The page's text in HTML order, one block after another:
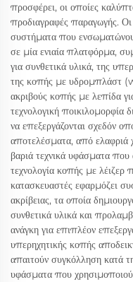
προσφέρει, οι οποίες
προδιαγραφές παραγωγής.
συστήματα που
σε μία ενιαία πλατφόρμα,
για συνθετικά υλικά, της
της κοπής με υδρομπλάστ
ακριβούς κοπής με λεπίδα
τεχνολογική ποικιλομορφία
να επεξεργάζονται σχεδόν
αποτελέσματα, από ελαφριά
βαριά τεχνικά υφάσματα
τεχνολογία κοπής με λέιζερ
κατασκευαστές εφαρμόζει
ακρίβειας, τα οποία
συνθετικά υλικά και
ανάγκη για επιπλέον
υπερηχητικής κοπής
απαιτούν συγκόλληση κατά
υφάσματα που